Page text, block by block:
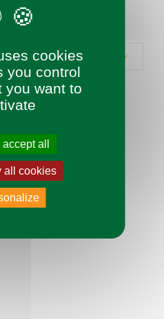
Bois
12h
du mois de 9h à 12h
14h à 17h (sauf samedi)
cookies
you control
you want to
all
all cookies